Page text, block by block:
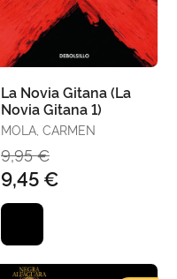
La Novia Gitana (La
Novia Gitana 1)
MOLA, CARMEN
9,95 €
9,45 €